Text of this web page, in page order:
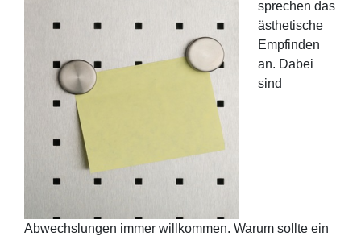
sprechen das
ästhetische
Empfinden
an. Dabei
sind
Abwechslungen immer willkommen. Warum sollte ein